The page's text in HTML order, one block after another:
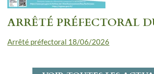
ARRÊTÉ PRÉFECTORAL
Arrêté préfectoral 18/06/2026